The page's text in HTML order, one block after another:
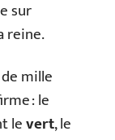
sur
reine.
mille
: le
levert, le